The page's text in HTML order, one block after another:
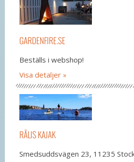
GARDENFIRE.SE
Beställs i webshop!
Visa detaljer
RÅLIS KAJAK
Smedsuddsvägen 23, 11235